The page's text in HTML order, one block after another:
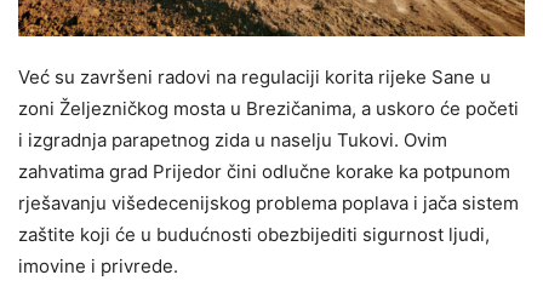
Već su završeni radovi na regulaciji korita rijeke Sane u
zoni Željezničkog mosta u Brezičanima, a uskoro će početi
i izgradnja parapetnog zida u naselju Tukovi. Ovim
zahvatima grad Prijedor čini odlučne korake ka potpunom
rješavanju višedecenijskog problema poplava i jača sistem
zaštite koji će u budućnosti obezbijediti sigurnost ljudi,
imovine i privrede.